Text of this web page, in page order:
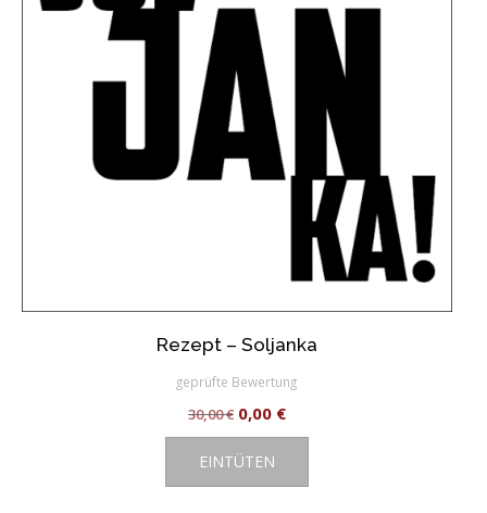
Rezept – Soljanka
geprüfte Bewertung
30,00€ Ursprünglicher
Preis
war:
0,00 €Aktueller
Preis
EINTÜTEN